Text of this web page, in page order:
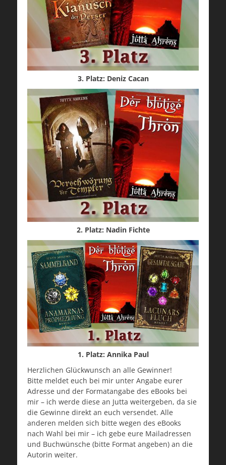
3. Platz: Deniz Cacan
2. Platz: Nadin Fichte
1. Platz: Annika Paul
Herzlichen Glückwunsch an alle Gewinner!
Bitte meldet euch bei mir unter Angabe eurer
Adresse und der Formatangabe des eBooks bei
mir – ich werde diese an Jutta weitergeben, da sie
die Gewinne direkt an euch versendet. Alle
anderen melden sich bitte wegen des eBooks
nach Wahl bei mir – ich gebe eure Mailadressen
und Buchwünsche (bitte Format angeben) an die
Autorin weiter.